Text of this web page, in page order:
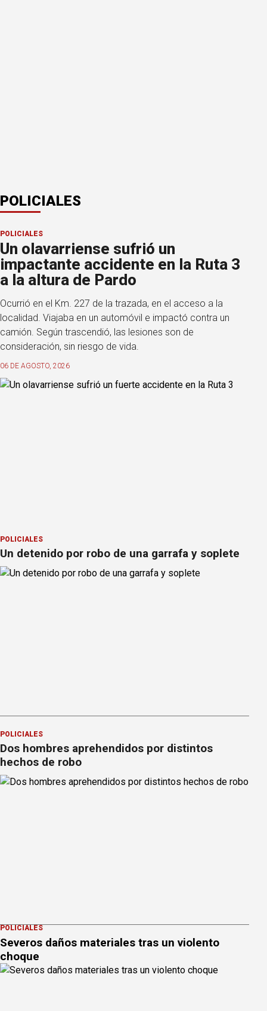
POLICIALES
POLICIALES
Un olavarriense sufrió un
impactante accidente en la Ruta 3
a la altura de Pardo
Ocurrió en el Km. 227 de la trazada, en el acceso a la
localidad. Viajaba en un automóvil e impactó contra un
camión. Según trascendió, las lesiones son de
consideración, sin riesgo de vida.
06 DE AGOSTO, 2026
POLICIALES
Un detenido por robo de una garrafa y soplete
POLICIALES
Dos hombres aprehendidos por distintos
hechos de robo
POLICIALES
Severos daños materiales tras un violento
choque